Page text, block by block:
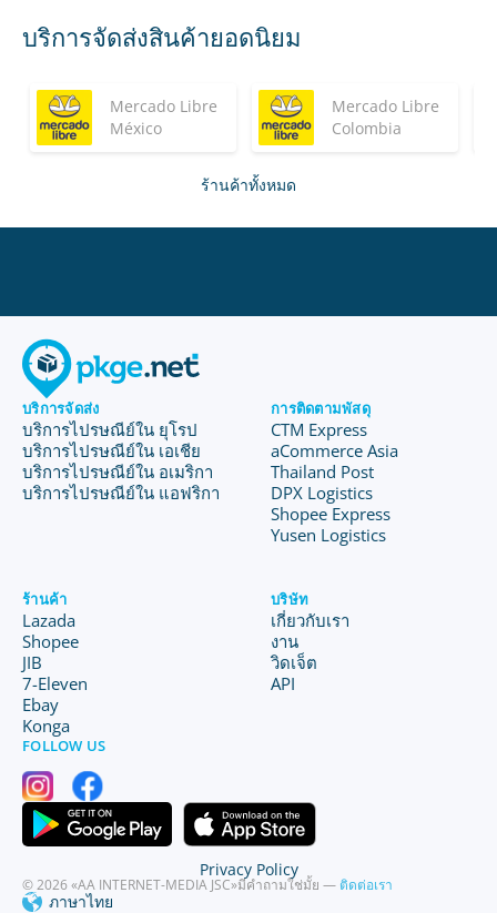
บริการจัดส่งสินค้ายอดนิยม
Mercado Libre
México
Mercado Libre
Colombia
ร้านค้าทั้งหมด
บริการจัดส่ง
บริการไปรษณีย์ใน ยุโรป
บริการไปรษณีย์ใน เอเชีย
บริการไปรษณีย์ใน อเมริกา
บริการไปรษณีย์ใน แอฟริกา
การติดตามพัสดุ
CTM Express
aCommerce Asia
Thailand Post
DPX Logistics
Shopee Express
Yusen Logistics
ร้านค้า
Lazada
Shopee
JIB
7-Eleven
Ebay
Konga
บริษัท
เกี่ยวกับเรา
งาน
วิดเจ็ต
API
FOLLOW US
© 2026 «AA INTERNET-MEDIA JSC»มีคำถามใช่มั้ย — ติดต่อเรา
ภาษาไทย
Privacy Policy